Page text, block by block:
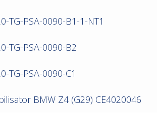
TG-PSA-0090-B1-1-NT1
TG-PSA-0090-B2
TG-PSA-0090-C1
BMW Z4 (G29) CE4020046